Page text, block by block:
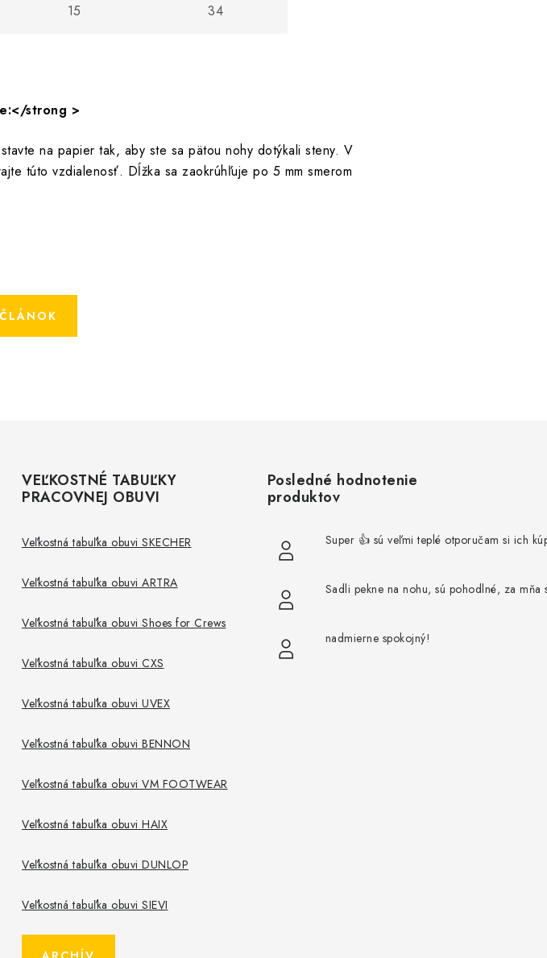
15 34
strong >
na papier tak, aby ste sa pätou nohy dotýkali steny. V
túto vzdialenosť. Dĺžka sa zaokrúhľuje po 5 mm smerom
VEĽKOSTNÉ TABUĽKY
PRACOVNEJ OBUVI
Veľkostná tabuľka obuvi SKECHER
Veľkostná tabuľka obuvi ARTRA
Veľkostná tabuľka obuvi Shoes for Crews
Veľkostná tabuľka obuvi CXS
Veľkostná tabuľka obuvi UVEX
Veľkostná tabuľka obuvi BENNON
Veľkostná tabuľka obuvi VM FOOTWEAR
Veľkostná tabuľka obuvi HAIX
Veľkostná tabuľka obuvi DUNLOP
Veľkostná tabuľka obuvi SIEVI
Posledné hodnotenie
produktov
Super 👍 sú veľmi teplé otporučam si ich
Sadli pekne na nohu, sú pohodlné, za mňa
nadmierne spokojný!